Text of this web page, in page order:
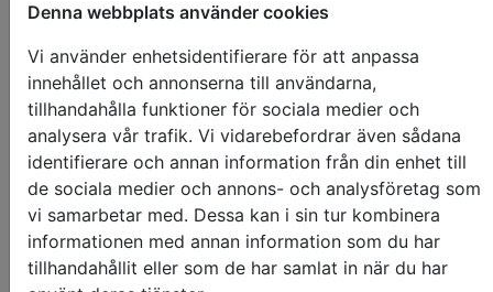
Denna webbplats använder cookies
Vi använder enhetsidentifierare för att anpassa
innehållet och annonserna till användarna,
tillhandahålla funktioner för sociala medier och
analysera vår trafik. Vi vidarebefordrar även sådana
identifierare och annan information från din enhet till
de sociala medier och annons- och analysföretag som
vi samarbetar med. Dessa kan i sin tur kombinera
informationen med annan information som du har
tillhandahållit eller som de har samlat in när du har
pris med moms
pris med moms